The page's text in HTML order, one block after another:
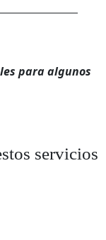
para algunos
servicios